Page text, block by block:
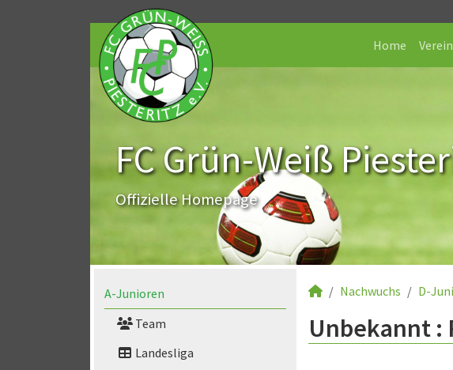
Home Verein
FC Grün-Weiß
Offizielle Homepage
A-Junioren
Team
Landesliga
Nachwuchs D-
Unbekannt :